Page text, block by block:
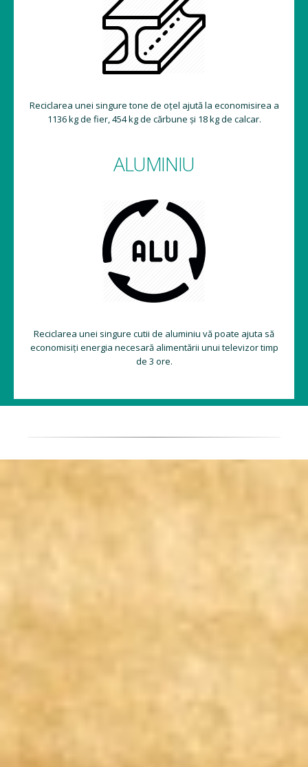
Reciclarea unei singure tone de oțel ajută la economisirea a
1136 kg de fier, 454 kg de cărbune și 18 kg de calcar.
ALUMINIU
Reciclarea unei singure cutii de aluminiu vă poate ajuta să
economisiți energia necesară alimentării unui televizor timp
de 3 ore.